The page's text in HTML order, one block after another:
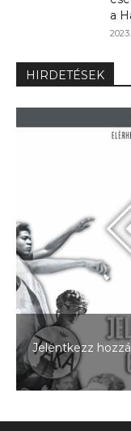
a
HIRDETÉSEK
Jelentkezz